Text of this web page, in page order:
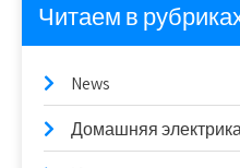
Читаем в
News
Домашняя